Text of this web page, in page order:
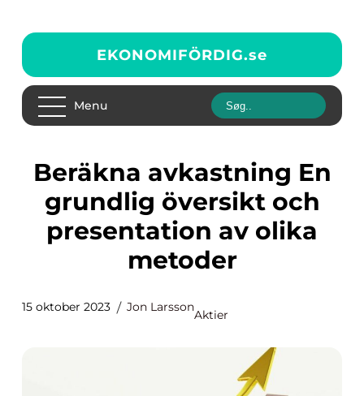
EKONOMIFÖRDIG.se
Menu
Beräkna avkastning En
grundlig översikt och
presentation av olika
metoder
15 oktober 2023 Jon Larsson
Aktier